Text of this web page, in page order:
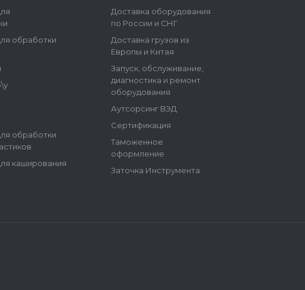
обработки
обработки
каширования
Доставка оборудования
по России и СНГ
Доставка грузов из
Европы и Китая
Запуск, обслуживание,
диагностика и ремонт
оборудования
Аутсорсинг ВЭД
Сертификация
Таможенное
оформление
Заточка Инструмента